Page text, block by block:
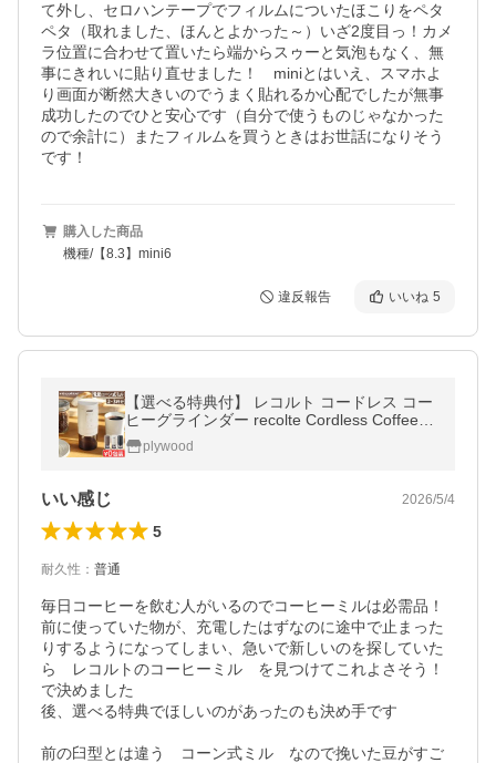
て外し、セロハンテープでフィルムについたほこりをペタ
ペタ（取れました、ほんとよかった～）いざ2度目っ！カメ
ラ位置に合わせて置いたら端からスゥーと気泡もなく、無
事にきれいに貼り直せました！　miniとはいえ、スマホよ
り画面が断然大きいのでうまく貼れるか心配でしたが無事
成功したのでひと安心です（自分で使うものじゃなかった
ので余計に）またフィルムを買うときはお世話になりそう
です！
購入した商品
機種/【8.3】mini6
違反報告 いいね 5
【選べる特典付】 レコルト コードレス コー
ヒーグラインダー recolte Cordless Coffee G
rinder RCM-3 充電 コーヒーミル 電動 コン
パクト 臼式
plywood
いい感じ 2026/5/4
5
耐久性 ： 普通
毎日コーヒーを飲む人がいるのでコーヒーミルは必需品！
前に使っていた物が、充電したはずなのに途中で止まった
りするようになってしまい、急いで新しいのを探していた
ら　レコルトのコーヒーミル　を見つけてこれよさそう！
で決めました
後、選べる特典でほしいのがあったのも決め手です
前の臼型とは違う　コーン式ミル　なので挽いた豆がすご